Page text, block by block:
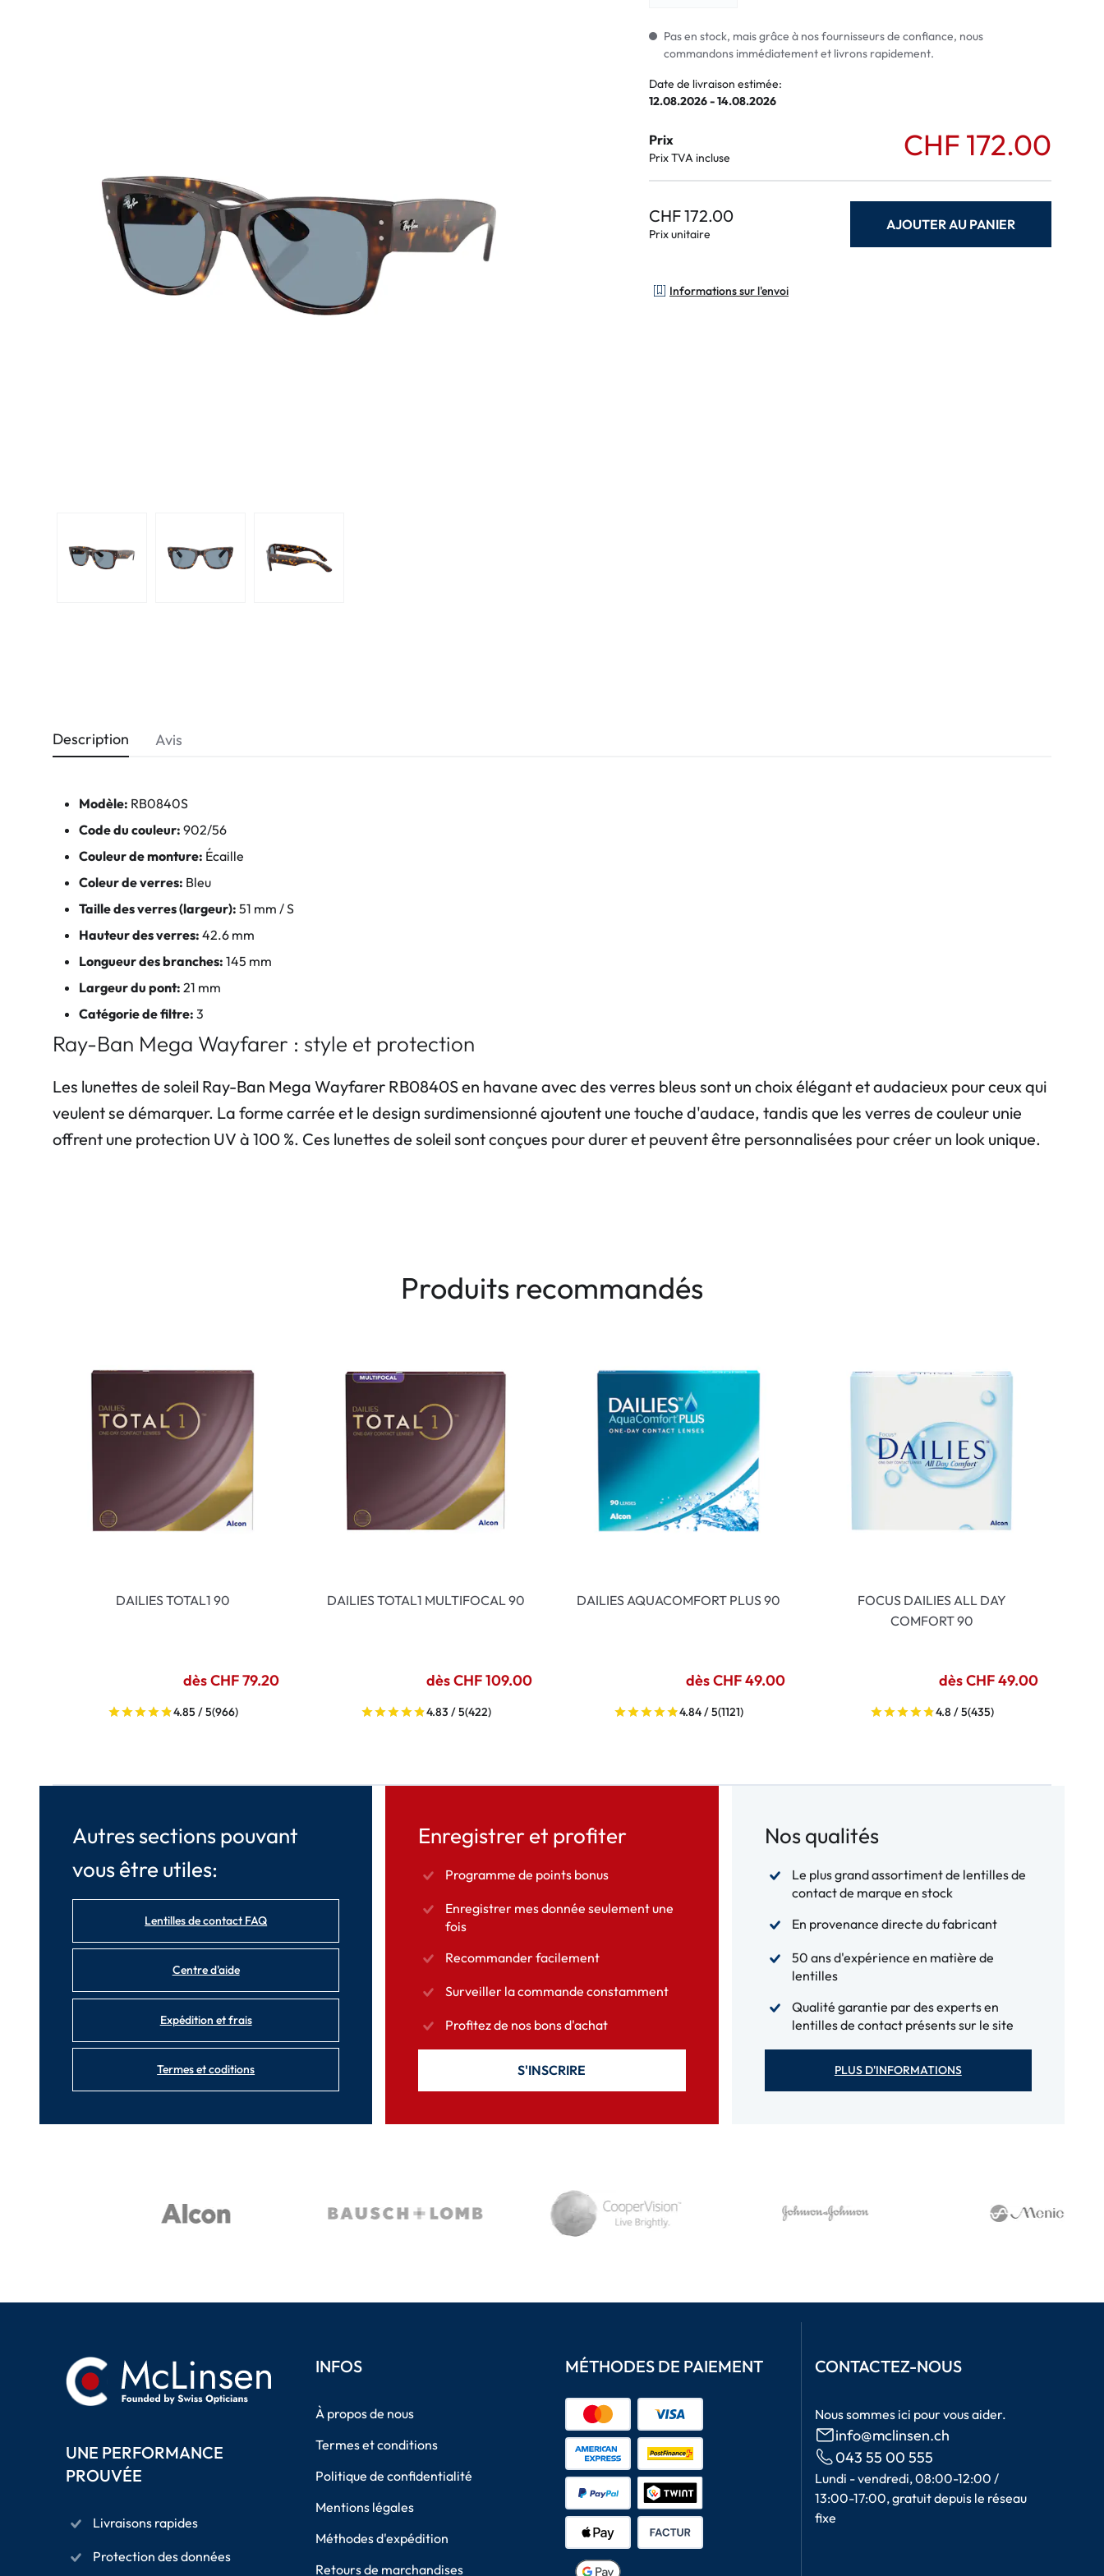
Air Optix
Symptômes normaux
Pas en stock, mais grâce à nos fournisseurs de confiance, nous
commandons immédiatement et livrons rapidement.
Date de livraison estimée:
12.08.2026 - 14.08.2026
Prix
Prix TVA incluse CHF 172.00
CHF 172.00
Prix unitaire
AJOUTER AU PANIER
Informations sur l'envoi
Description
Modèle: RB0840S
Code du couleur: 902/56
Couleur de monture: Écaille
Coleur de verres: Bleu
Taille des verres (largeur): 51 mm / S
Hauteur des verres: 42.6 mm
Longueur des branches: 145 mm
Largeur du pont: 21 mm
Catégorie de filtre: 3
Ray-Ban Mega Wayfarer : style et protection
Les lunettes de soleil Ray-Ban Mega Wayfarer RB0840S en havane avec des verres bleus sont un choix élégant et audacieux pour ceux qui
veulent se démarquer. La forme carrée et le design surdimensionné ajoutent une touche d'audace, tandis que les verres de couleur unie
offrent une protection UV à 100 %. Ces lunettes de soleil sont conçues pour durer et peuvent être personnalisées pour créer un look unique.
Avis
Produits recommandés
DAILIES TOTAL1 90
dès CHF 79.20
4.85 / 5(966)
DAILIES TOTAL1 MULTIFOCAL 90
dès CHF 109.00
4.83 / 5(422)
DAILIES AQUACOMFORT PLUS 90
dès CHF 49.00
4.84 / 5(1121)
FOCUS DAILIES ALL DAY
COMFORT 90
dès CHF 49.00
4.8 / 5(435)
Autres sections pouvant
vous être utiles:
Lentilles de contact FAQ
Centre d'aide
Expédition et frais
Termes et coditions
Enregistrer et profiter
Programme de points bonus
Enregistrer mes donnée seulement une
fois
Recommander facilement
Surveiller la commande constamment
Profitez de nos bons d'achat
S'INSCRIRE
Nos qualités
Le plus grand assortiment de lentilles de
contact de marque en stock
En provenance directe du fabricant
50 ans d'expérience en matière de
lentilles
Qualité garantie par des experts en
lentilles de contact présents sur le site
PLUS D'INFORMATIONS
UNE PERFORMANCE
PROUVÉE
Livraisons rapides
Protection des données
INFOS
À propos de nous
Termes et conditions
Politique de confidentialité
Mentions légales
Méthodes d'expédition
Retours de marchandises
MÉTHODES DE PAIEMENT CONTACTEZ-NOUS
Nous sommes ici pour vous aider.
info@mclinsen.ch
043 55 00 555
Lundi - vendredi, 08:00-12:00 /
13:00-17:00, gratuit depuis le réseau
fixe